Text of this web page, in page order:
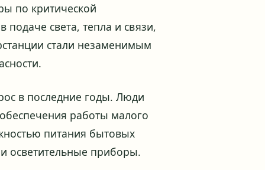
по критической
света, тепла и связи,
стали незаменимым
в последние годы. Люди
работы малого
питания бытовых
осветительные приборы.